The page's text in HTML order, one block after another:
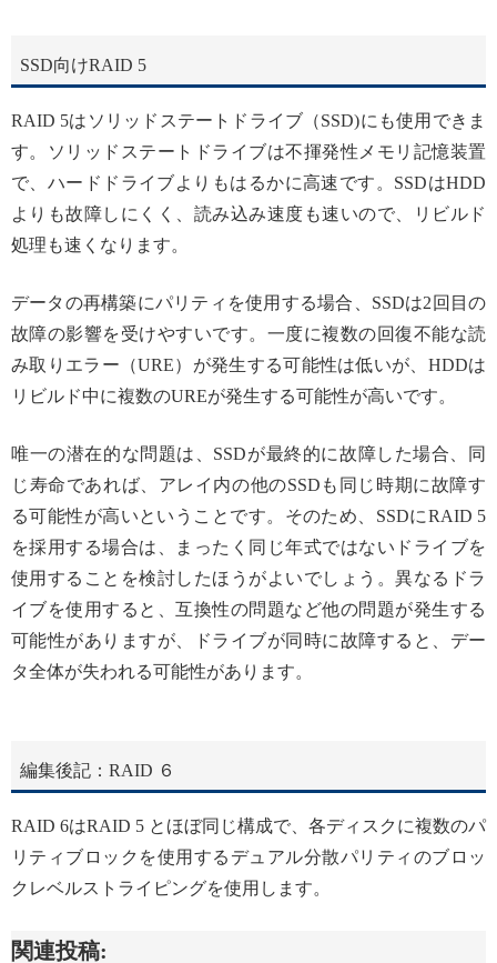
SSD向けRAID 5
RAID 5はソリッドステートドライブ（SSD)にも使用できま
す。ソリッドステートドライブは不揮発性メモリ記憶装置
で、ハードドライブよりもはるかに高速です。SSDはHDD
よりも故障しにくく、読み込み速度も速いので、リビルド
処理も速くなります。
データの再構築にパリティを使用する場合、SSDは2回目の
故障の影響を受けやすいです。一度に複数の回復不能な読
み取りエラー（URE）が発生する可能性は低いが、HDDは
リビルド中に複数のUREが発生する可能性が高いです。
唯一の潜在的な問題は、SSDが最終的に故障した場合、同
じ寿命であれば、アレイ内の他のSSDも同じ時期に故障す
る可能性が高いということです。そのため、SSDにRAID 5
を採用する場合は、まったく同じ年式ではないドライブを
使用することを検討したほうがよいでしょう。異なるドラ
イブを使用すると、互換性の問題など他の問題が発生する
可能性がありますが、ドライブが同時に故障すると、デー
タ全体が失われる可能性があります。
編集後記：RAID ６
RAID 6はRAID 5 とほぼ同じ構成で、各ディスクに複数のパ
リティブロックを使用するデュアル分散パリティのブロッ
クレベルストライピングを使用します。
関連投稿: